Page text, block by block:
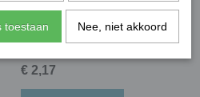
Tiffany ruitvorm M -
transparant turquoise; 20
stuks
€ 2,17
toestaan Nee, niet akkoord